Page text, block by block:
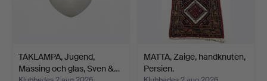
TAKLAMPA, Jugend,
Mässing och glas, Sven &…
MATTA, Zaige, handknuten,
Persien.